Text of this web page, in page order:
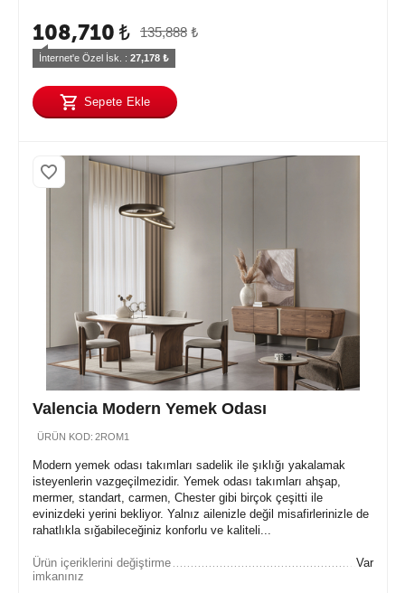
135,888 ₺
108,710 ₺
İnternet'e Özel İsk. : 27,178 ₺
Sepete Ekle
Valencia Modern Yemek Odası
ÜRÜN KOD: 2ROM1
Modern yemek odası takımları sadelik ile şıklığı yakalamak
isteyenlerin vazgeçilmezidir. Yemek odası takımları ahşap,
mermer, standart, carmen, Chester gibi birçok çeşitti ile
evinizdeki yerini bekliyor. Yalnız ailenizle değil misafirlerinizle de
rahatlıkla sığabileceğiniz konforlu ve kaliteli...
Ürün içeriklerini değiştirme
imkanınız
Var